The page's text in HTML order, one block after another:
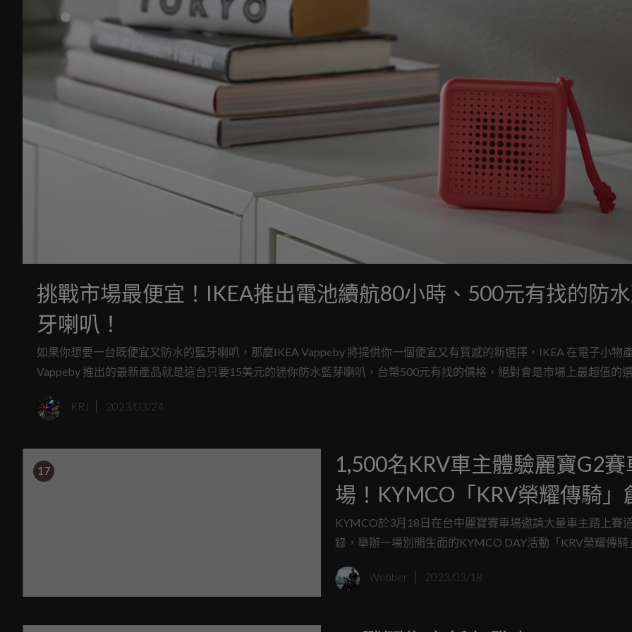
挑戰市場最便宜！IKEA推出電池續航80小時、500元有找的防
牙喇叭！
如果你想要一台既便宜又防水的藍牙喇叭，那麼IKEA Vappeby 將提供你一個便宜又有質感的新選擇，IKEA 在電子小物
Vappeby 推出的最新產品就是這台只要15美元的迷你防水藍芽喇叭，台幣500元有找的價格，絕對會是市場上最超值的
KRJ 2023/03/24
17
1,500名KRV車主體驗麗寶G2賽
場！KYMCO「KRV榮耀傳騎」
界紀錄
KYMCO於3月18日在台中麗寶賽車場邀請大量車主踏上賽
錄，舉辦一場別開生面的KYMCO DAY活動「KRV榮耀傳騎
趣，並創下了「白牌車單一車種最大規模的賽道體驗」的世
Webber 2023/03/18